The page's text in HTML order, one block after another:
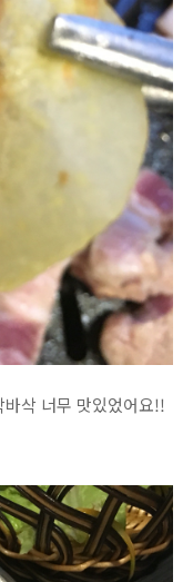
삭 너무 맛있었어요!!